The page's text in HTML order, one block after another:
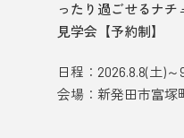
ったり過ごせるナ
見学会【予約制】
日程：2026.8.8(土)～
会場：新発田市富塚